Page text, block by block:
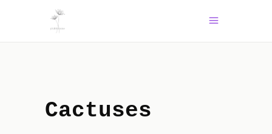
Cactuses